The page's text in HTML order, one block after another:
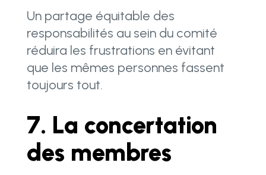
Un partage équitable des
responsabilités au sein du comité
réduira les frustrations en évitant
que les mêmes personnes fassent
toujours tout.
7. La concertation
des membres